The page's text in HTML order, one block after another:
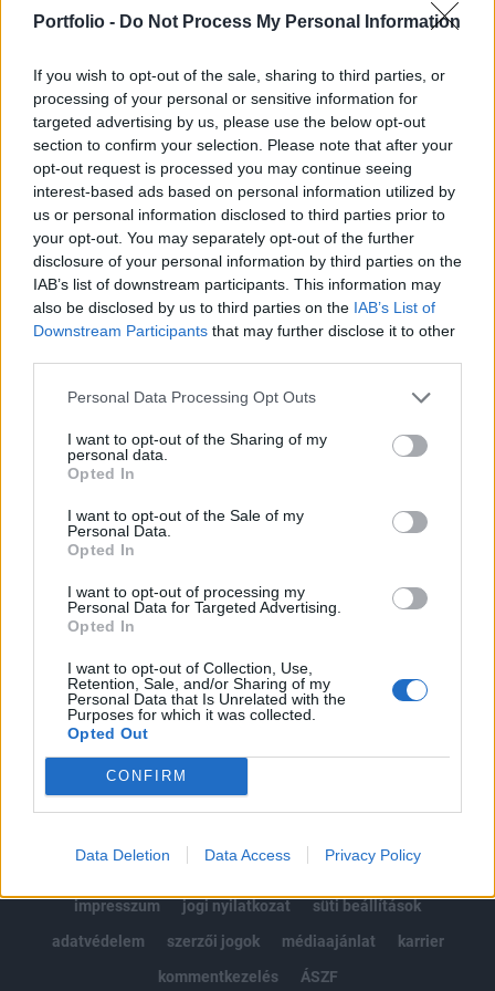
Portfolio - Do Not Process My Personal Information
If you wish to opt-out of the sale, sharing to third parties, or
processing of your personal or sensitive information for
targeted advertising by us, please use the below opt-out
section to confirm your selection. Please note that after your
opt-out request is processed you may continue seeing
interest-based ads based on personal information utilized by
us or personal information disclosed to third parties prior to
your opt-out. You may separately opt-out of the further
disclosure of your personal information by third parties on the
IAB’s list of downstream participants. This information may
also be disclosed by us to third parties on the IAB’s List of
Downstream Participants that may further disclose it to other
Personal Data Processing Opt Outs
I want to opt-out of the Sharing of my
personal data.
Opted In
I want to opt-out of the Sale of my
Personal Data.
Opted In
I want to opt-out of processing my
Personal Data for Targeted Advertising.
Opted In
I want to opt-out of Collection, Use,
Retention, Sale, and/or Sharing of my
Personal Data that Is Unrelated with the
Purposes for which it was collected.
Opted Out
CONFIRM
Data Deletion Data Access Privacy Policy
Korotcsenkó orosz katonai elemző az MK.ru-nak.
A lap annak kapcsán szólaltatta meg az orosz
véleményvezért, hogy az elmúlt napokban az ukrán
energiaellátó infrastruktúra súlyos csapásokat szenvedett
az orosz erők folyamatos támadásai miatt. Igor
Korotcsenkó azt mondta: ezek a támadások arra jók, hogy
Ukrajna katonai vezetői kapkodva hozzanak döntéseket
védelmi hézagok betöltésére, emiatt pedig többet hibáznak,
de ...
KEDVES OLVASÓNK!
tartozik, melynek olvasása előfizetéses
regisztrációhoz kötött.
Az előfizetés a következőket tartalmazza:
Portfolio.hu teljes cikkarchívum
Kötéslisták: BÉT elmúlt 2 év napon belüli
kötéslistái
Előfizetés
MÁR ELŐFIZETŐNK VAGY?BEJELENTKEZÉS
impresszum
jogi nyilatkozat
süti beállítások
adatvédelem
szerzői jogok médiaajánlat
karrier
kommentkezelés
ÁSZF